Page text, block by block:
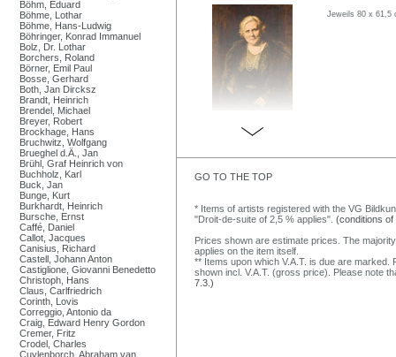
Böhm, Eduard
Böhme, Lothar
Böhme, Hans-Ludwig
Böhringer, Konrad Immanuel
Bolz, Dr. Lothar
Borchers, Roland
Börner, Emil Paul
Bosse, Gerhard
Both, Jan Dircksz
Brandt, Heinrich
Brendel, Michael
Breyer, Robert
Brockhage, Hans
Bruchwitz, Wolfgang
Brueghel d.Ä., Jan
Brühl, Graf Heinrich von
Buchholz, Karl
Buck, Jan
Bunge, Kurt
Burkhardt, Heinrich
Bursche, Ernst
Caffé, Daniel
Callot, Jacques
Canisius, Richard
Castell, Johann Anton
Castiglione, Giovanni Benedetto
Christoph, Hans
Claus, Carlfriedrich
Corinth, Lovis
Correggio, Antonio da
Craig, Edward Henry Gordon
Cremer, Fritz
Crodel, Charles
Cuylenborch, Abraham van
Jeweils 80 x 61,5
GO TO THE TOP
* Items of artists registered with the VG
"Droit-de-suite of 2,5 % applies". (conditions of
Prices shown are estimate prices. The
applies on the item itself.
** Items upon which V.A.T. is due are
shown incl. V.A.T. (gross price). Please note
7.3.)